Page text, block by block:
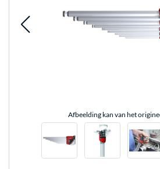
Afbeelding kan van het